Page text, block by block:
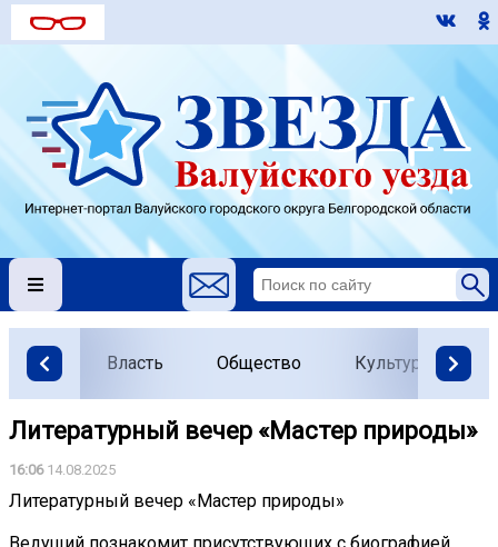
Власть Общество Культура
Литературный вечер «Мастер природы»
16:0614.08.2025
Литературный вечер «Мастер природы»
Ведущий познакомит присутствующих с биографией